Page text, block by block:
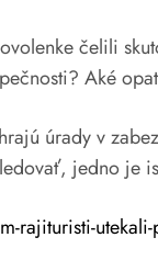
čelili
Aké
úrady v
jedno je
rajituristi-